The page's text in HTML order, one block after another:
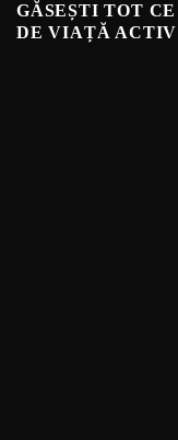
GĂSEȘTI TOT
DE VIAȚĂ ACTIV